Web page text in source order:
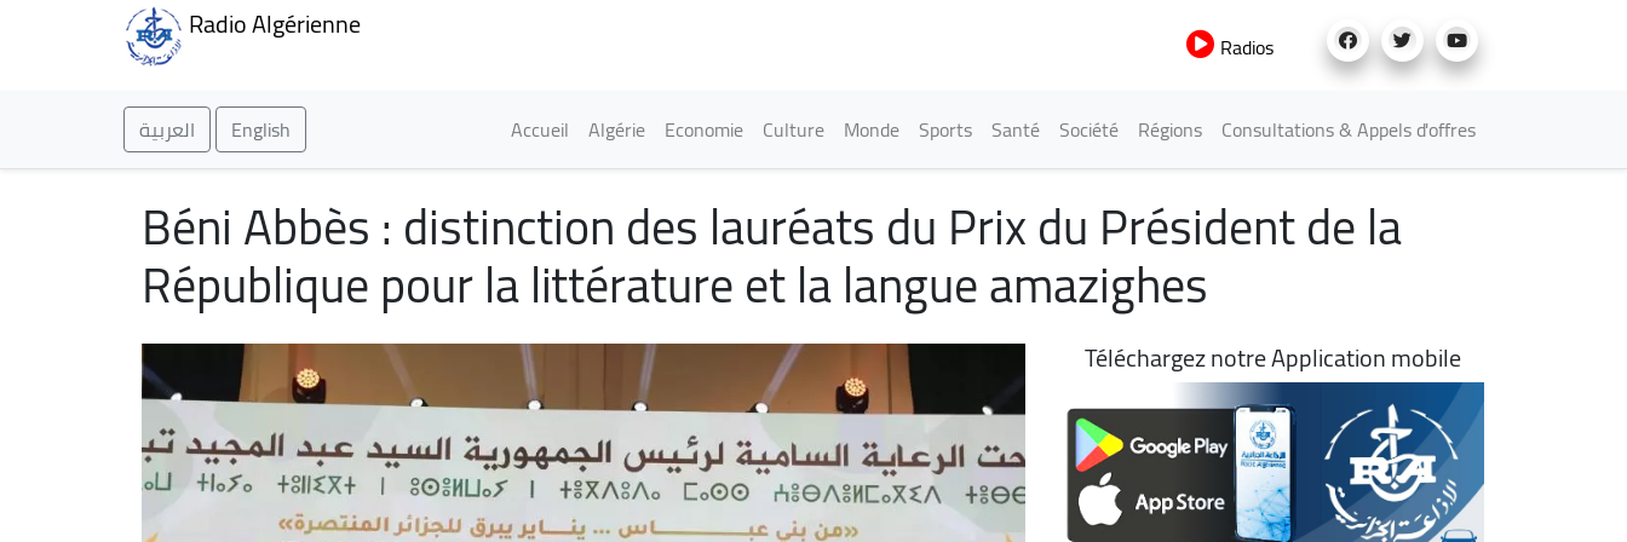
Radio Algérienne
Radios
العربية English Main navigation
Accueil Algérie Economie Culture Monde Sports Santé Société Régions Consultations & Appels d'offres
Béni Abbès : distinction des lauréats du Prix du Président de la
République pour la littérature et la langue amazighes
Téléchargez notre Application mobile